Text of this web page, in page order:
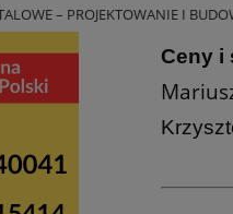
– PROJEKTOWANIE I
Ceny i